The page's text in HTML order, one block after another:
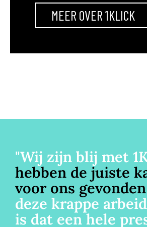
MEER OVER 1KLICK
"Wij zijn blij met
hebben de juiste
voor ons gevonden
deze krappe
is dat een hele